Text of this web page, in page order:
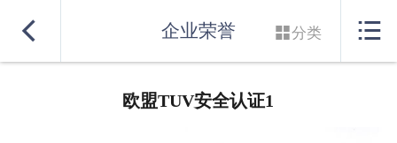
实力良盛
产品系列
 企业荣誉 分类 
欧盟TUV安全认证1